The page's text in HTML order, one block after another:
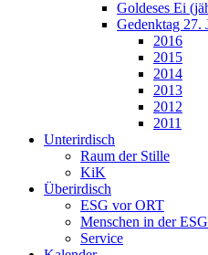
Goldeses Ei
Gedenktag 27.
2016
2015
2014
2013
2012
2011
Unterirdisch
Raum der Stille
KiK
Überirdisch
ESG vor ORT
Menschen in der ESG
Service